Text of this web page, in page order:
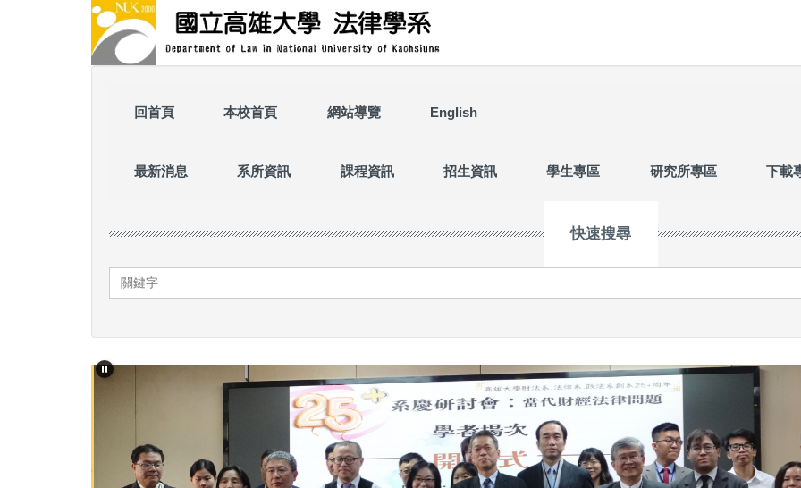
回首頁 本校首頁 網站導覽 English
最新消息 系所資訊 課程資訊 招生資訊 學生專區 研究所專區 下載
快速搜尋